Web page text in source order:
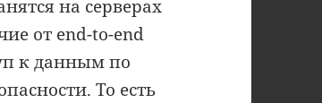
на серверах
от end-to-end
к данным по
То есть